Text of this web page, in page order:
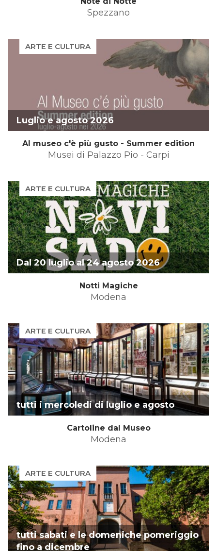
Spezzano
ARTE E CULTURA
Luglio e agosto 2026
Al museo c'è più gusto - Summer edition
Musei di Palazzo Pio - Carpi
ARTE E CULTURA
Dal 20 luglio al 24 agosto 2026
Notti Magiche
Modena
ARTE E CULTURA
tutti i mercoledi di luglio e agosto
Cartoline dal Museo
Modena
ARTE E CULTURA
tutti sabati e le domeniche pomeriggio
fino a dicembre